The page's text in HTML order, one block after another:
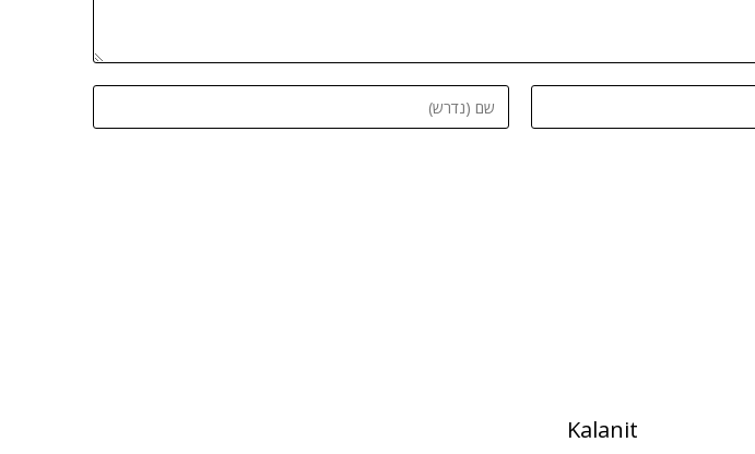
Kalanit